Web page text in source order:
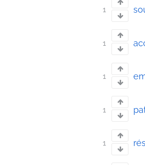
1
1
1
1
1